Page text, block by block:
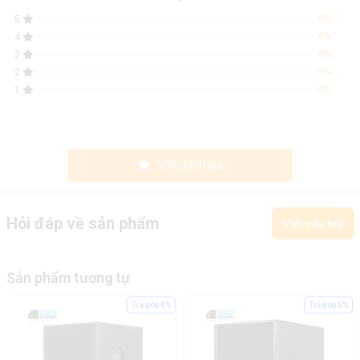
Ưu điểm của Loa Turbosound TBV118L-AN
5
0%
4
0%
3
0%
2
0%
1
0%
Viết đánh giá
Hỏi đáp về sản phẩm Viết câu hỏi
Sản phẩm tương tự
Trả góp 0% Trả góp 0%